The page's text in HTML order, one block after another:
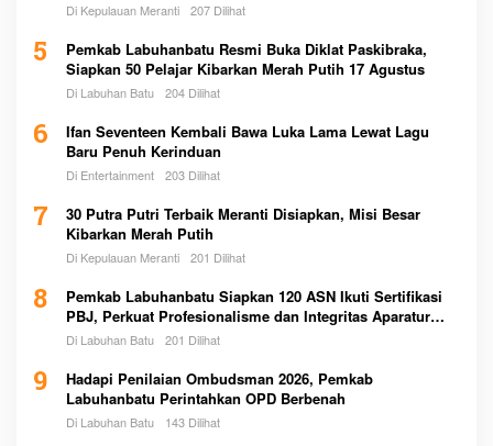
Di Kepulauan Meranti 207 Dilihat
5
Pemkab Labuhanbatu Resmi Buka Diklat Paskibraka,
Siapkan 50 Pelajar Kibarkan Merah Putih 17 Agustus
Di Labuhan Batu 204 Dilihat
6
Ifan Seventeen Kembali Bawa Luka Lama Lewat Lagu
Baru Penuh Kerinduan
Di Entertainment 203 Dilihat
7
30 Putra Putri Terbaik Meranti Disiapkan, Misi Besar
Kibarkan Merah Putih
Di Kepulauan Meranti 201 Dilihat
8
Pemkab Labuhanbatu Siapkan 120 ASN Ikuti Sertifikasi
PBJ, Perkuat Profesionalisme dan Integritas Aparatur
Pemerintah
Di Labuhan Batu 201 Dilihat
9
Hadapi Penilaian Ombudsman 2026, Pemkab
Labuhanbatu Perintahkan OPD Berbenah
Di Labuhan Batu 143 Dilihat